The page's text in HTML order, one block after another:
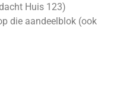
Huis 123)
die aandeelblok (ook